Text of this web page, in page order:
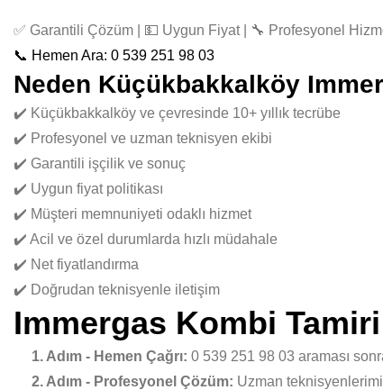
✅ Garantili Çözüm | 💵 Uygun Fiyat | 🔧 Profesyonel
📞 Hemen Ara: 0 539 251 98 03
Neden Küçükbakkalköy
✔️ Küçükbakkalköy ve çevresinde 10+ yıllık tecrübe
✔️ Profesyonel ve uzman teknisyen ekibi
✔️ Garantili işçilik ve sonuç
✔️ Uygun fiyat politikası
✔️ Müşteri memnuniyeti odaklı hizmet
✔️ Acil ve özel durumlarda hızlı müdahale
✔️ Net fiyatlandırma
✔️ Doğrudan teknisyenle iletişim
Immergas Kombi
1. Adım - Hemen Çağrı: 0 539 251 98 03 araması
2. Adım - Profesyonel Çözüm: Uzman